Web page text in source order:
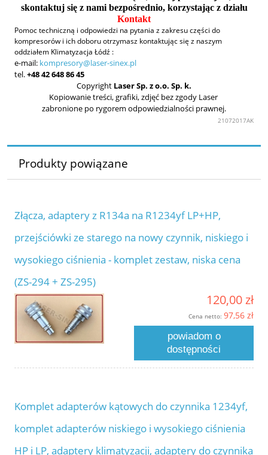
skontaktuj się z nami bezpośrednio, korzystając z działu
Kontakt
Pomoc techniczną i odpowiedzi na pytania z zakresu części do
kompresorów i ich doboru otrzymasz kontaktując się z naszym
oddziałem Klimatyzacja Łódź :
e-mail: kompresory@laser-sinex.pl
tel.+48 42 648 86 45
Copyright Laser Sp. z o.o. Sp. k.
Kopiowanie treści, grafiki, zdjęć bez zgody Laser
zabronione po rygorem odpowiedzialności prawnej.
21072017AK
Produkty powiązane
Złącza, adaptery z R134a na R1234yf LP+HP,
przejściówki ze starego na nowy czynnik, niskiego i
wysokiego ciśnienia - komplet zestaw, niska cena
(ZS-294 + ZS-295)
120,00 zł
Cena netto: 97,56 zł
powiadom o
dostępności
Komplet adapterów kątowych do czynnika 1234yf,
komplet adapterów niskiego i wysokiego ciśnienia
HP i LP, adaptery klimatyzacji, adaptery do czynnika